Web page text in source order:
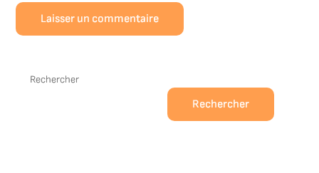
Rechercher
Rechercher